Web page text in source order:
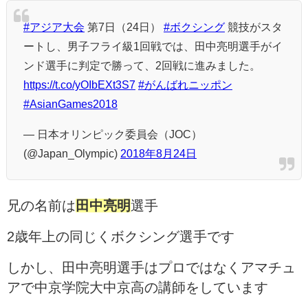
#アジア大会 第7日（24日） #ボクシング 競技がスタ
ートし、男子フライ級1回戦では、田中亮明選手がイ
ンド選手に判定で勝って、2回戦に進みました。
https://t.co/yOIbEXt3S7 #がんばれニッポン
#AsianGames2018
— 日本オリンピック委員会（JOC）
(@Japan_Olympic) 2018年8月24日
兄の名前は 田中亮明選手
2歳年上の同じくボクシング選手です
しかし、田中亮明選手はプロではなくアマチュ
アで中京学院大中京高の講師をしています